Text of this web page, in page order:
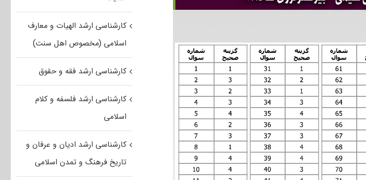
کارشناسی ارشد الهیات و معارف
اسلامی (مخصوص اهل سنت)
کارشناسی ارشد فقه و حقوق
کارشناسی ارشد فلسفه و کلام
اسلامی
کارشناسی ارشد ادیان و عرفان و
تاریخ فرهنگ و تمدن اسلامی